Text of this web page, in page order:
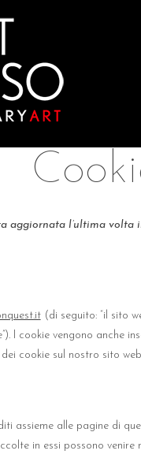
aggiornata l’ultima
(di seguito: “il sito
I cookie vengono
cookie sul nostro sito
assieme alle pagine di
in essi possono